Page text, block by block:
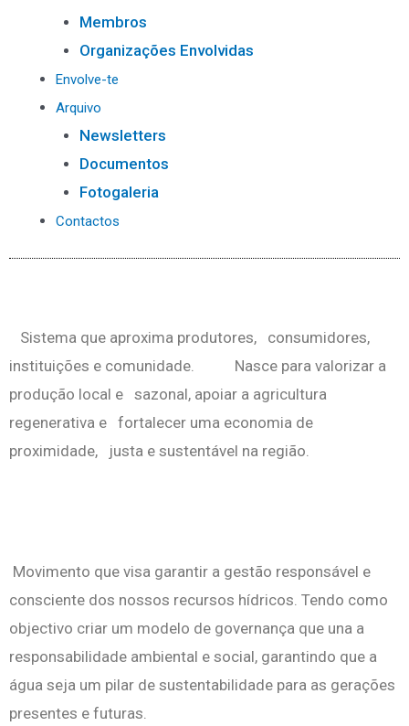
Membros
Organizações Envolvidas
Envolve-te
Arquivo
Newsletters
Documentos
Fotogaleria
Contactos
Sistema que aproxima produtores, consumidores,
instituições e comunidade. Nasce para valorizar a
produção local e sazonal, apoiar a agricultura
regenerativa e fortalecer uma economia de
proximidade, justa e sustentável na região.
Movimento que visa garantir a gestão responsável e
consciente dos nossos recursos hídricos. Tendo como
objectivo criar um modelo de governança que una a
responsabilidade ambiental e social, garantindo que a
água seja um pilar de sustentabilidade para as gerações
presentes e futuras.